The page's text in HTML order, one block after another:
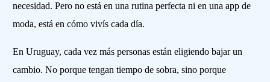
necesidad. Pero no está en una rutina perfecta ni en una app de
moda, está en cómo vivís cada día.
En Uruguay, cada vez más personas están eligiendo bajar un
cambio. No porque tengan tiempo de sobra, sino porque